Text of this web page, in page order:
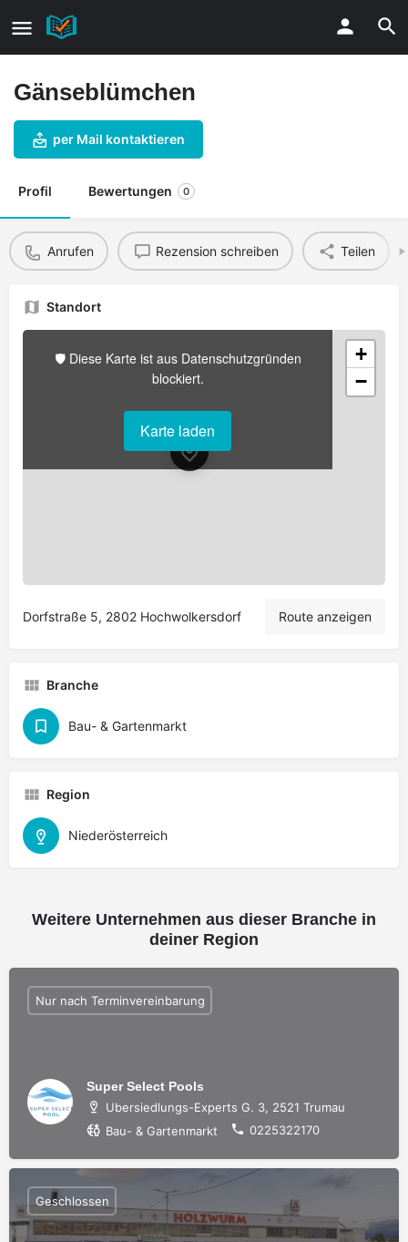
Gänseblümchen
per Mail kontaktieren
Profil Bewertungen 0
Anrufen Rezension schreiben Teilen
Standort
🛡️ Diese Karte ist aus Datenschutzgründen
blockiert.
Karte laden
+
−
Dorfstraße 5, 2802 Hochwolkersdorf
Route anzeigen
Branche
Bau- & Gartenmarkt
Region
Niederösterreich
Weitere Unternehmen aus dieser Branche in
deiner Region
Super Select Pools
Ubersiedlungs-Experts G. 3, 2521 Trumau
Bau- & Gartenmarkt
0225322170
Nur nach Terminvereinbarung
Geschlossen